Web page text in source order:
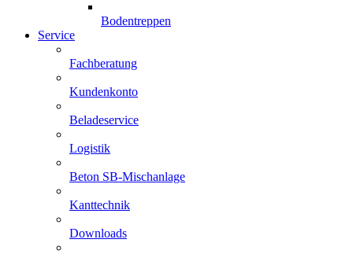
Bodentreppen
Service
Fachberatung
Kundenkonto
Beladeservice
Logistik
Beton SB-Mischanlage
Kanttechnik
Downloads